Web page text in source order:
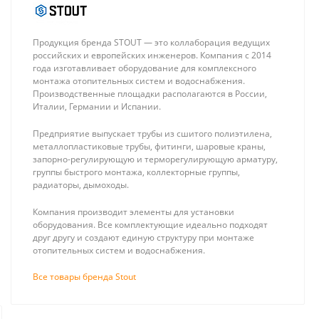
Stout
наружной
резьбой 32xR
1" для труб из
сшитого
полиэтилена
985 ₽
полнопроходной,
ВР/НР, ручка
бабочка 1/2,
американка
935 ₽
Продукция бренда STOUT — это коллаборация ведущих
российских и европейских инженеров. Компания с 2014
года изготавливает оборудование для комплексного
монтажа отопительных систем и водоснабжения.
Производственные площадки располагаются в России,
Италии, Германии и Испании.
Предприятие выпускает трубы из сшитого полиэтилена,
металлопластиковые трубы, фитинги, шаровые краны,
запорно-регулирующую и терморегулирующую арматуру,
группы быстрого монтажа, коллекторные группы,
радиаторы, дымоходы.
Компания производит элементы для установки
оборудования. Все комплектующие идеально подходят
друг другу и создают единую структуру при монтаже
отопительных систем и водоснабжения.
Все товары бренда Stout